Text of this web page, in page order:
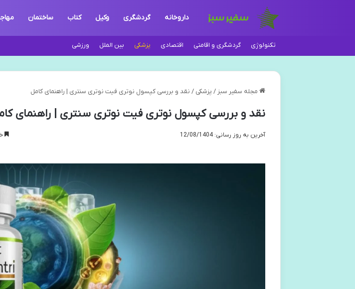
داروخانه گردشگری وکیل کتاب ساختمان
تکنولوژی گردشگری و اقامتی اقتصادی پزشکی بین الملل ورزشی
مجله سفیر سبز / پزشکی / نقد و بررسی کپسول نوتری فیت نوتری سنتری | راهنمای کامل
نقد و بررسی کپسول نوتری فیت نوتری سنتری | راهنمای
آخرین به روز رسانی: 12/08/1404